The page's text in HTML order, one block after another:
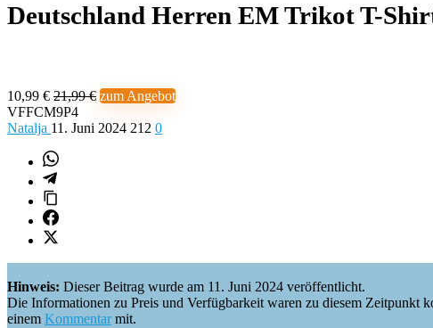
Deutschland Herren EM Trikot T-
10,99 € 21,99 € zum Angebot
VFFCM9P4
Natalja 11. Juni 2024 212 0
Hinweis: Dieser Beitrag wurde am 11. Juni 2024 veröffentlicht.
Die Informationen zu Preis und Verfügbarkeit waren zu diesem Zeitpunkt
einem Kommentarmit.